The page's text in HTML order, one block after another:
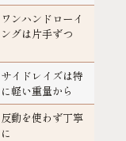
ワンハンドローイ
ングは片手ずつ
サイドレイズは特
に軽い重量から
反動を使わず丁寧
に